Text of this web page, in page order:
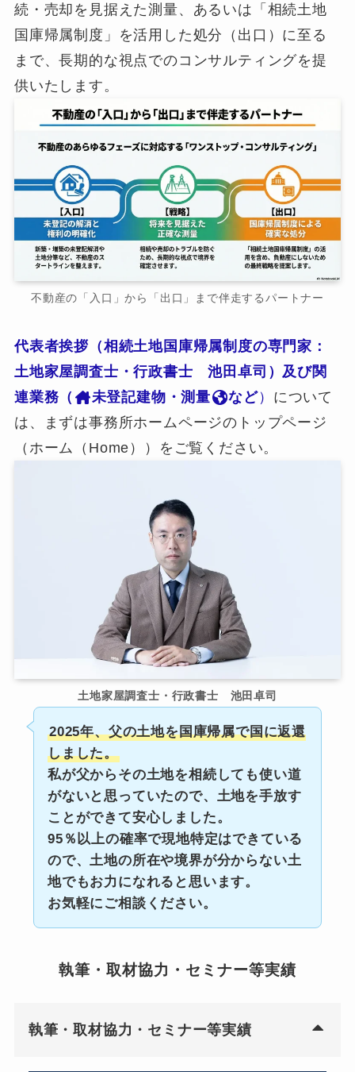
続・売却を見据えた測量、あるいは「相続土地
国庫帰属制度」を活用した処分（出口）に至る
まで、長期的な視点でのコンサルティングを提
供いたします。
不動産の「入口」から「出口」まで伴走するパートナー
代表者挨拶（相続土地国庫帰属制度の専門家：
土地家屋調査士・行政書士 池田卓司）及び関
連業務（
未登記建物・測量 など） について
は、まずは事務所ホームページのトップページ
（ホーム（Home））をご覧ください。
土地家屋調査士・行政書士 池田卓司
2025年、父の土地を国庫帰属で国に返還
しました。
私が父からその土地を相続しても使い道
がないと思っていたので、土地を手放す
ことができて安心しました。
95％以上の確率で現地特定はできている
ので、土地の所在や境界が分からない土
地でもお力になれると思います。
お気軽にご相談ください。
執筆・取材協力・セミナー等実績
執筆・取材協力・セミナー等実績